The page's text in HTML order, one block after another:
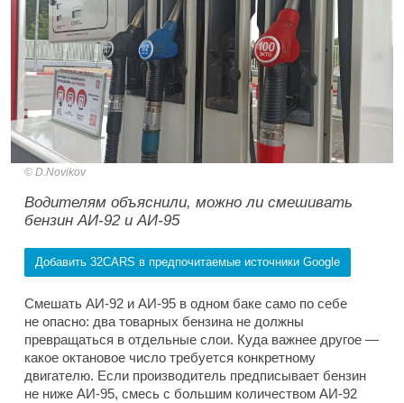
D.Novikov
Водителям объяснили, можно ли смешивать
бензин АИ-92 и АИ-95
Добавить 32CARS в предпочитаемые источники Google
Смешать АИ-92 и АИ-95 в одном баке само по себе
не опасно: два товарных бензина не должны
превращаться в отдельные слои. Куда важнее другое —
какое октановое число требуется конкретному
двигателю. Если производитель предписывает бензин
не ниже АИ-95, смесь с большим количеством АИ-92